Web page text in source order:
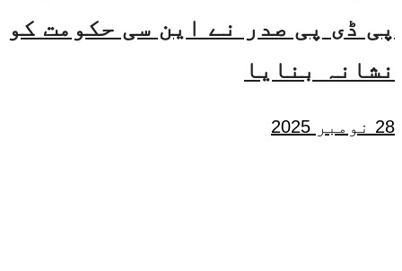
پی ڈی پی صدر نے این سی حکومت کو
نشانہ بنایا
28 نومبر 2025